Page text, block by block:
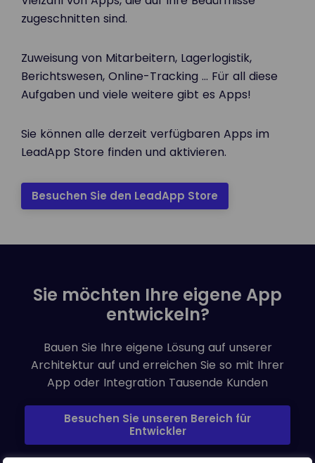
zugeschnitten sind.
Zuweisung von Mitarbeitern, Lagerlogistik,
Berichtswesen, Online-Tracking ... Für all diese
Aufgaben und viele weitere gibt es Apps!
Sie können alle derzeit verfügbaren Apps im
LeadApp Store finden und aktivieren.
Besuchen Sie den LeadApp Store
Sie möchten Ihre eigene App
entwickeln?
Bauen Sie Ihre eigene Lösung auf unserer
Architektur auf und erreichen Sie so mit Ihrer
App oder Integration Tausende Kunden
Besuchen Sie unseren Bereich für
Entwickler